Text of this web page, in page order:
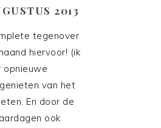
2013
tegenover
hiervoor! (ik
opnieuwe
van het
En door de
ook